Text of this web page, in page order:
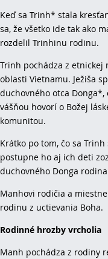
Keď sa Trinh* stala
sa, že všetko ide tak ako
rozdelil Trinhinu rodinu.
Trinh pochádza z etnickej
oblasti Vietnamu. Ježiša
duchovného otca
vášňou hovorí o Božej
komunitou.
Krátko po tom, čo sa
postupne ho aj ich deti
duchovného Donga
Manhovi rodičia a
rodinu z uctievania Boha.
Rodinné hrozby vrcholia
Manh pochádza z rodiny